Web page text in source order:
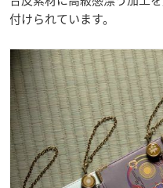
付けられています。